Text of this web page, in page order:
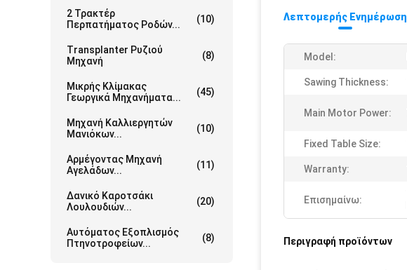
2 Τρακτέρ
Περπατήματος Ροδών...
(10)
Transplanter Ρυζιού
Μηχανή
(8)
Μικρής Κλίμακας
Γεωργικά Μηχανήματα...
(45)
Μηχανή Καλλιεργητών
Μανιόκων...
(10)
Αρμέγοντας Μηχανή
Αγελάδων...
(11)
Δανικό Καροτσάκι
Λουλουδιών...
(20)
Αυτόματος Εξοπλισμός
Πτηνοτροφείων...
(8)
Λεπτομερής Ενημέρωση
Model:
Sawing Thickness:
Main Motor Power:
Fixed Table Size:
Warranty:
Επισημαίνω:
Περιγραφή προϊόντων